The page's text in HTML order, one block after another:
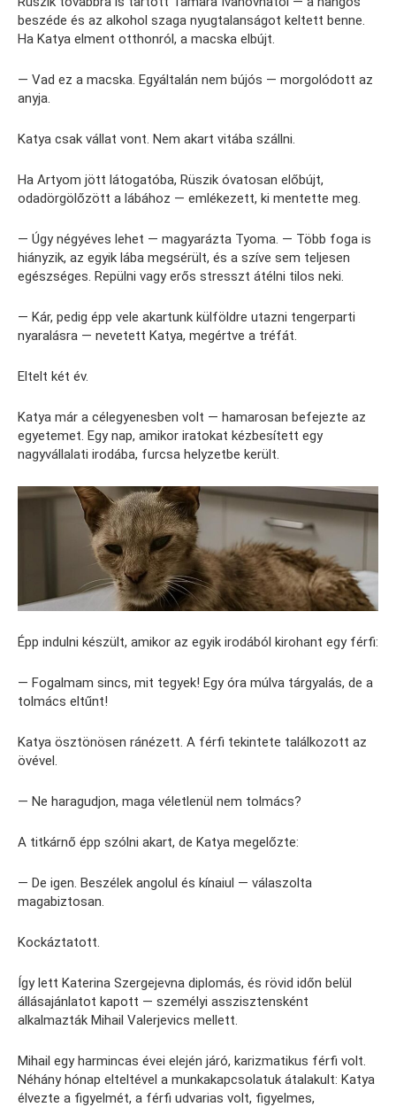
beszéde és az alkohol szaga nyugtalanságot keltett benne.
Ha Katya elment otthonról, a macska elbújt.
— Vad ez a macska. Egyáltalán nem bújós — morgolódott az
anyja.
Katya csak vállat vont. Nem akart vitába szállni.
Ha Artyom jött látogatóba, Rüszik óvatosan előbújt,
odadörgölőzött a lábához — emlékezett, ki mentette meg.
— Úgy négyéves lehet — magyarázta Tyoma. — Több foga is
hiányzik, az egyik lába megsérült, és a szíve sem teljesen
egészséges. Repülni vagy erős stresszt átélni tilos neki.
— Kár, pedig épp vele akartunk külföldre utazni tengerparti
nyaralásra — nevetett Katya, megértve a tréfát.
Eltelt két év.
Katya már a célegyenesben volt — hamarosan befejezte az
egyetemet. Egy nap, amikor iratokat kézbesített egy
nagyvállalati irodába, furcsa helyzetbe került.
Épp indulni készült, amikor az egyik irodából kirohant egy férfi:
— Fogalmam sincs, mit tegyek! Egy óra múlva tárgyalás, de a
tolmács eltűnt!
Katya ösztönösen ránézett. A férfi tekintete találkozott az
övével.
— Ne haragudjon, maga véletlenül nem tolmács?
A titkárnő épp szólni akart, de Katya megelőzte:
— De igen. Beszélek angolul és kínaiul — válaszolta
magabiztosan.
Kockáztatott.
Így lett Katerina Szergejevna diplomás, és rövid időn belül
állásajánlatot kapott — személyi asszisztensként
alkalmazták Mihail Valerjevics mellett.
Mihail egy harmincas évei elején járó, karizmatikus férfi volt.
Néhány hónap elteltével a munkakapcsolatuk átalakult: Katya
élvezte a figyelmét, a férfi udvarias volt, figyelmes,